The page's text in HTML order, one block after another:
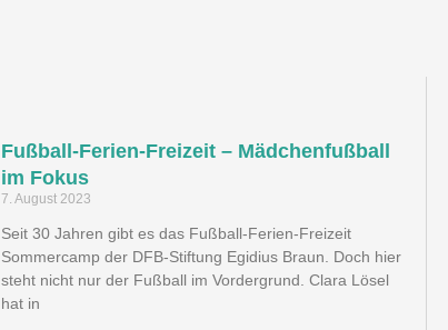
Fußball-Ferien-Freizeit – Mädchenfußball
im Fokus
7. August 2023
Seit 30 Jahren gibt es das Fußball-Ferien-Freizeit
Sommercamp der DFB-Stiftung Egidius Braun. Doch hier
steht nicht nur der Fußball im Vordergrund. Clara Lösel
hat in